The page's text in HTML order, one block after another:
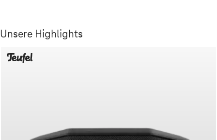
Unsere Highlights